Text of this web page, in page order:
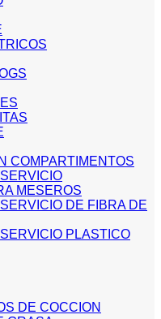
COMPARTIMENTOS
MESEROS
DE FIBRA DE
PLASTICO
DE COCCION